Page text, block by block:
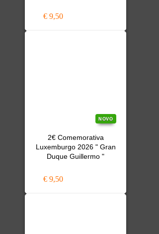
€ 9,50
NOVO
2€ Comemorativa
Luxemburgo 2026 " Gran
Duque Guillermo "
€ 9,50